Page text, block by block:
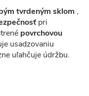
tvrdeným sklom ,
pri
povrchovou
usadzovaniu
uľahčuje údržbu.